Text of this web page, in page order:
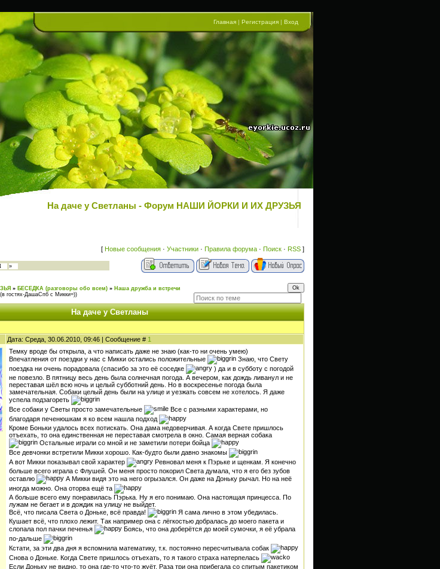
Главная | Регистрация | Вход
На даче у Светланы - Форум НАШИ ЙОРКИ И ИХ ДРУЗЬЯ
[ Новые сообщения · Участники · Правила форума · Поиск · RSS ]
»
» БЕСЕДКА (разговоры обо всем) » Наша дружба и встречи
(в гостях-ДашаСпб с Микки=))
На даче у Светланы
Дата: Среда, 30.06.2010, 09:46 | Сообщение # 1
Темку вроде бы открыла, а что написать даже не знаю (как-то ни очень умею)
Впечатления от поездки у нас с Микки остались положительные
Знаю, что Свету
поездка ни очень порадовала (спасибо за это её соседке
) да и в субботу с погодой
не повезло. В пятницу весь день была солнечная погода. А вечером, как дождь ливанул и не
переставая шёл всю ночь и целый субботний день. Но в воскресенье погода была
замечательная. Собаки целый день были на улице и уезжать совсем не хотелось. Я даже
успела подзагореть
Все собаки у Светы просто замечательные
Все с разными характерами, но
благодаря печенюшкам я ко всем нашла подход
Кроме Боньки удалось всех потискать. Она дама недоверчивая. А когда Свете пришлось
отъехать, то она единственная не переставая смотрела в окно. Самая верная собака
Остальные играли со мной и не заметили потери бойца
Все девчонки встретили Микки хорошо. Как-будто были давно знакомы
А вот Микки показывал свой характер
Ревновал меня к Пэрьке и щенкам. Я конечно
больше всего играла с Флушей. Он меня просто покорил Света думала, что я его без зубов
оставлю
А Микки видя это на него огрызался. Он даже на Доньку рычал. Но на неё
иногда можно. Она оторва ещё та
А больше всего ему понравилась Пэрька. Ну я его понимаю. Она настоящая принцесса. По
лужам не бегает и в дождик на улицу не выйдет.
Всё, что писала Света о Доньке, всё правда!
Я сама лично в этом убедилась.
Кушает всё, что плохо лежит. Так например она с лёгкостью добралась до моего пакета и
слопала пол пачки печенья
Боясь, что она доберётся до моей сумочки, я её убрала
по-дальше
Кстати, за эти два дня я вспомнила математику, т.к. постоянно пересчитывала собак
Снова о Доньке. Когда Свете пришлось отъехать, то я такого страха натерпелась
Если Доньку не видно, то она где-то что-то жуёт. Раза три она прибегала со спитым пакетиком